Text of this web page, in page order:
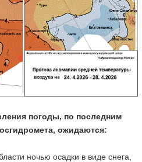
погоды, по последним
ожидаются:
ночью осадки в виде снега,